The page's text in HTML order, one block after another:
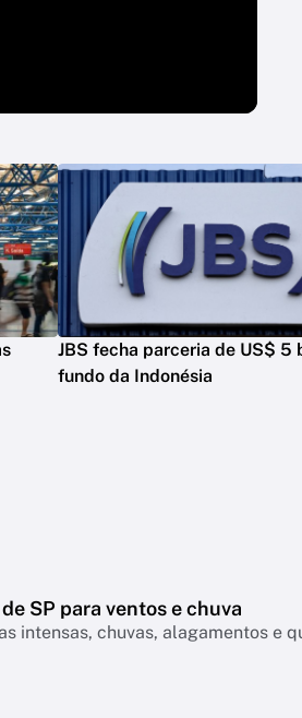
JBS fecha parceria de US$ 5
fundo da Indonésia
SP para ventos e chuva
intensas, chuvas, alagamentos e